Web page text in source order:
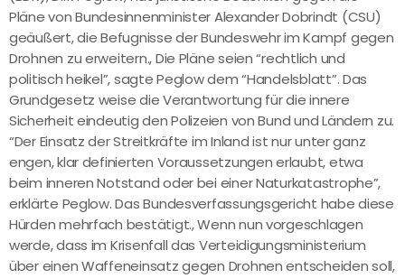
Pläne von Bundesinnenminister Alexander Dobrindt (CSU)
geäußert, die Befugnisse der Bundeswehr im Kampf gegen
Drohnen zu erweitern., Die Pläne seien “rechtlich und
politisch heikel”, sagte Peglow dem “Handelsblatt”. Das
Grundgesetz weise die Verantwortung für die innere
Sicherheit eindeutig den Polizeien von Bund und Ländern zu.
“Der Einsatz der Streitkräfte im Inland ist nur unter ganz
engen, klar definierten Voraussetzungen erlaubt, etwa
beim inneren Notstand oder bei einer Naturkatastrophe”,
erklärte Peglow. Das Bundesverfassungsgericht habe diese
Hürden mehrfach bestätigt., Wenn nun vorgeschlagen
werde, dass im Krisenfall das Verteidigungsministerium
über einen Waffeneinsatz gegen Drohnen entscheiden soll,